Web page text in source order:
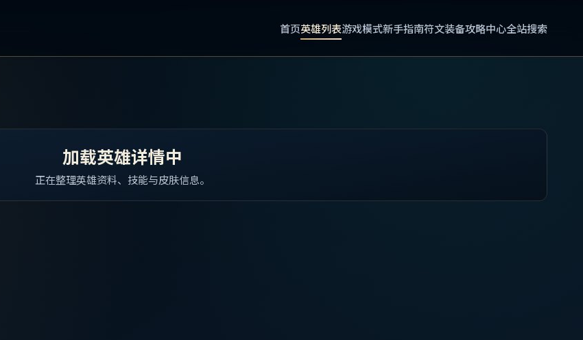
首页英雄列表游戏模式新手指南符文装备攻略中心全站搜索
加载英雄详情中
正在整理英雄资料、技能与皮肤信息。